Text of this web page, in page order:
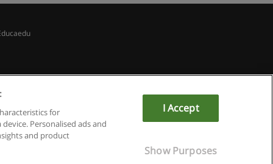
for
Personalised ads and
and product
I Accept
Show Purposes